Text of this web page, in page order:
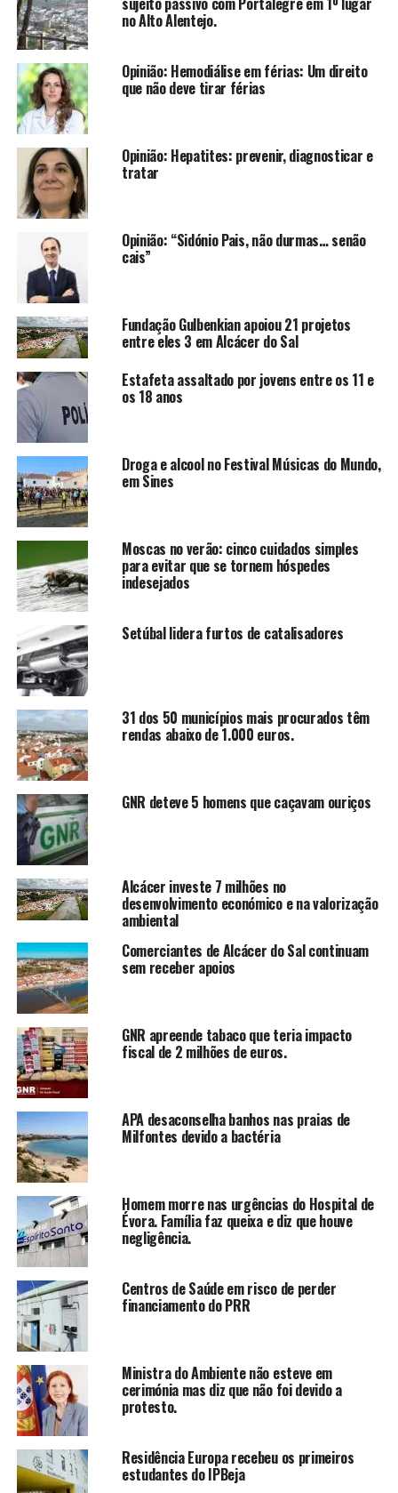
no Alto Alentejo.
Opinião: Hemodiálise em férias: Um direito
que não deve tirar férias
Opinião: Hepatites: prevenir, diagnosticar e
tratar
Opinião: “Sidónio Pais, não durmas… senão
cais”
Fundação Gulbenkian apoiou 21 projetos
entre eles 3 em Alcácer do Sal
Estafeta assaltado por jovens entre os 11 e
os 18 anos
Droga e alcool no Festival Músicas do Mundo,
em Sines
Moscas no verão: cinco cuidados simples
para evitar que se tornem hóspedes
indesejados
Setúbal lidera furtos de catalisadores
31 dos 50 municípios mais procurados têm
rendas abaixo de 1.000 euros.
GNR deteve 5 homens que caçavam ouriços
Alcácer investe 7 milhões no
desenvolvimento económico e na valorização
ambiental
Comerciantes de Alcácer do Sal continuam
sem receber apoios
GNR apreende tabaco que teria impacto
fiscal de 2 milhões de euros.
APA desaconselha banhos nas praias de
Milfontes devido a bactéria
Homem morre nas urgências do Hospital de
Évora. Família faz queixa e diz que houve
negligência.
Centros de Saúde em risco de perder
financiamento do PRR
Ministra do Ambiente não esteve em
cerimónia mas diz que não foi devido a
protesto.
Residência Europa recebeu os primeiros
estudantes do IPBeja